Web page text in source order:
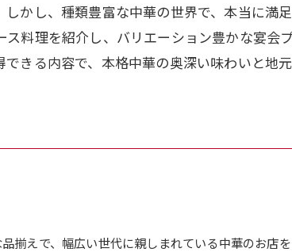
かし、種類豊富な中華の世界で、本当に満
料理を紹介し、バリエーション豊かな宴会
きる内容で、本格中華の奥深い味わいと地
揃えで、幅広い世代に親しまれている中華のお店